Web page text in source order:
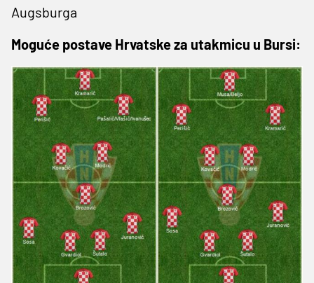
Augsburga
Moguće postave Hrvatske za utakmicu u Bursi: